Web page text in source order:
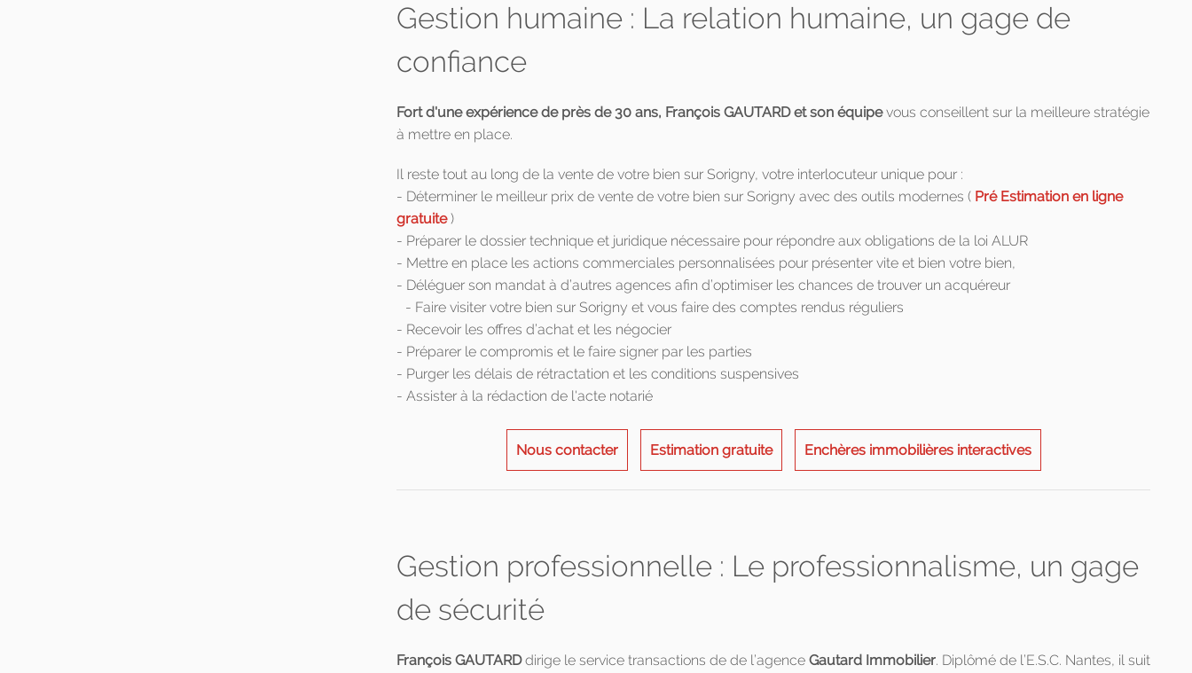
Gestion humaine : La relation humaine, un gage de
confiance
Fort d'une expérience de près de 30 ans, François GAUTARD et son équipevous conseillent sur la meilleure stratégie
à mettre en place.
Il reste tout au long de la vente de votre bien sur Sorigny, votre interlocuteur unique pour :
- Déterminer le meilleur prix de vente de votre bien sur Sorigny avec des outils modernes ( Pré Estimation en ligne
gratuite)
- Préparer le dossier technique et juridique nécessaire pour répondre aux obligations de la loi ALUR
- Mettre en place les actions commerciales personnalisées pour présenter vite et bien votre bien,
- Déléguer son mandat à d’autres agences afin d’optimiser les chances de trouver un acquéreur
- Faire visiter votre bien sur Sorigny et vous faire des comptes rendus réguliers
- Recevoir les offres d’achat et les négocier
- Préparer le compromis et le faire signer par les parties
- Purger les délais de rétractation et les conditions suspensives
- Assister à la rédaction de l'acte notarié
Nous contacter Estimation gratuite Enchères immobilières interactives
Gestion professionnelle : Le professionnalisme, un gage
de sécurité
François GAUTARDdirige le service transactions de de l’agence Gautard Immobilier. Diplômé de l’E.S.C. Nantes, il suit